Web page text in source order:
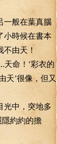
般在葉真腦
小時候在書本
由天！
命！’彩衣的
天’很像，但又
中，突地多
隱約約的擔